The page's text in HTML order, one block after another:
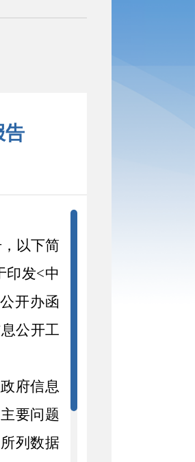
告
以下简
印发<中
开办函
公开工
府信息
要问题
列数据